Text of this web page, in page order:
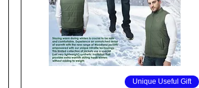
العرض السريعUnique Useful Gift